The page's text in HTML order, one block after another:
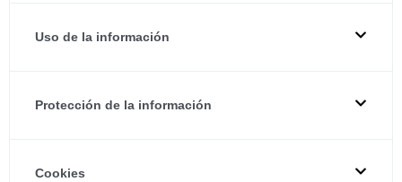
Uso de la información
Protección de la información
Cookies